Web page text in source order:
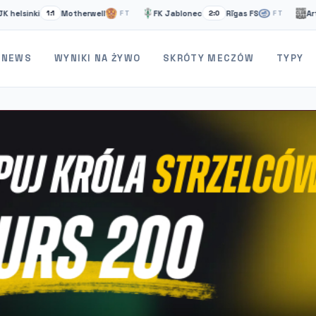
1:1 Motherwell FT FK Jablonec 2:0 Rīgas FS FT Artsakh
NEWS WYNIKI NA ŻYWO SKRÓTY MECZÓW TYPY